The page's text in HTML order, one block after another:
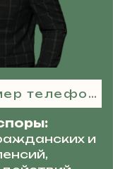
Показать номер телефона
и